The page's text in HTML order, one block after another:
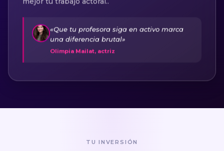
«Que tu profesora siga en activo marca
una diferencia brutal»
Olimpia Mailat, actriz
TU INVERSIÓN